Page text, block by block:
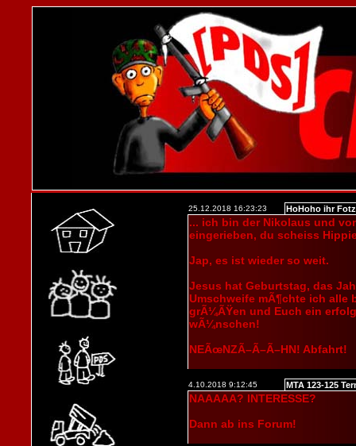
25.12.2018 16:23:23 HoHoho ihr
... ich bin der Nikolaus und
eingerieben, du scheiss
Jap, es ist wieder so weit.
Jesus hat Geburtstag, das
Umschweife mÃ¶chte ich alle
grÃ¼ÃŸen und Euch ein
wÃ¼nschen!
NEÃœNZÃ–Ã–Ã–HN! Abfahrt!
4.10.2018 9:12:45 MTA 123-125
NAAAAA? INTERESSE?
Dann ab ins Forum!